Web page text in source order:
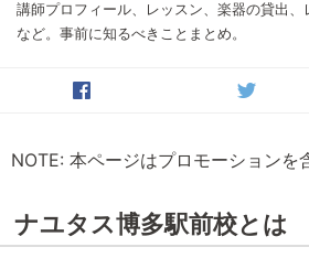
講師プロフィール、レッスン、楽器の貸出
など。事前に知るべきことまとめ。
NOTE: 本ページはプロモーションを
ナユタス博多駅前校とは